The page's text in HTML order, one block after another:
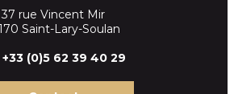
37 rue Vincent Mir
Saint-Lary-Soulan
+33 (0)5 62 39 40 29